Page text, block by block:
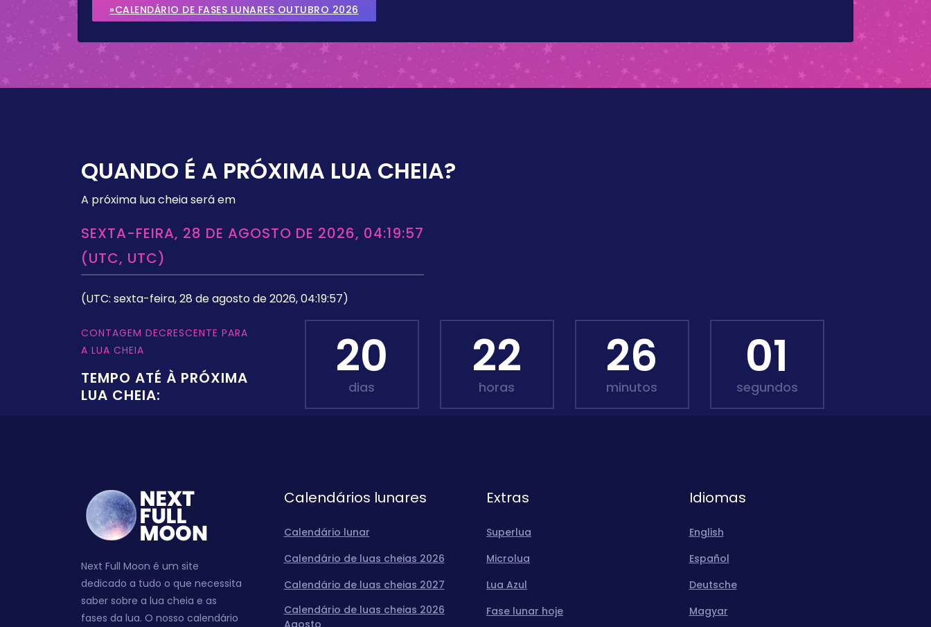
»CALENDÁRIO DE FASES LUNARES OUTUBRO 2026
QUANDO É A PRÓXIMA LUA CHEIA?
A próxima lua cheia será em
SEXTA-FEIRA, 28 DE AGOSTO DE 2026, 04:19:57
(UTC, UTC)
(UTC: sexta-feira, 28 de agosto de 2026, 04:19:57)
CONTAGEM DECRESCENTE PARA
A LUA CHEIA
TEMPO ATÉ À PRÓXIMA
LUA CHEIA:
20
dias
22
horas
25
minutos
59
segundos
Next Full Moon é um site
dedicado a tudo o que necessita
saber sobre a lua cheia e as
fases da lua. O nosso calendário
Calendários lunares
Calendário lunar
Calendário de luas cheias 2026
Calendário de luas cheias 2027
Calendário de luas cheias 2026
Agosto
Extras
Superlua
Microlua
Lua Azul
Fase lunar hoje
Idiomas
English
Español
Deutsche
Magyar